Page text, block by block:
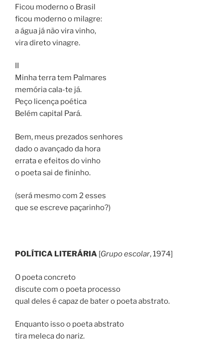
Ficou moderno o Brasil
ficou moderno o milagre:
a água já não vira vinho,
vira direto vinagre.
II
Minha terra tem Palmares
memória cala-te já.
Peço licença poética
Belém capital Pará.
Bem, meus prezados senhores
dado o avançado da hora
errata e efeitos do vinho
o poeta sai de fininho.
(será mesmo com 2 esses
que se escreve paçarinho?)
POLÍTICA LITERÁRIA [Grupo escolar, 1974]
O poeta concreto
discute com o poeta processo
qual deles é capaz de bater o poeta abstrato.
Enquanto isso o poeta abstrato
tira meleca do nariz.